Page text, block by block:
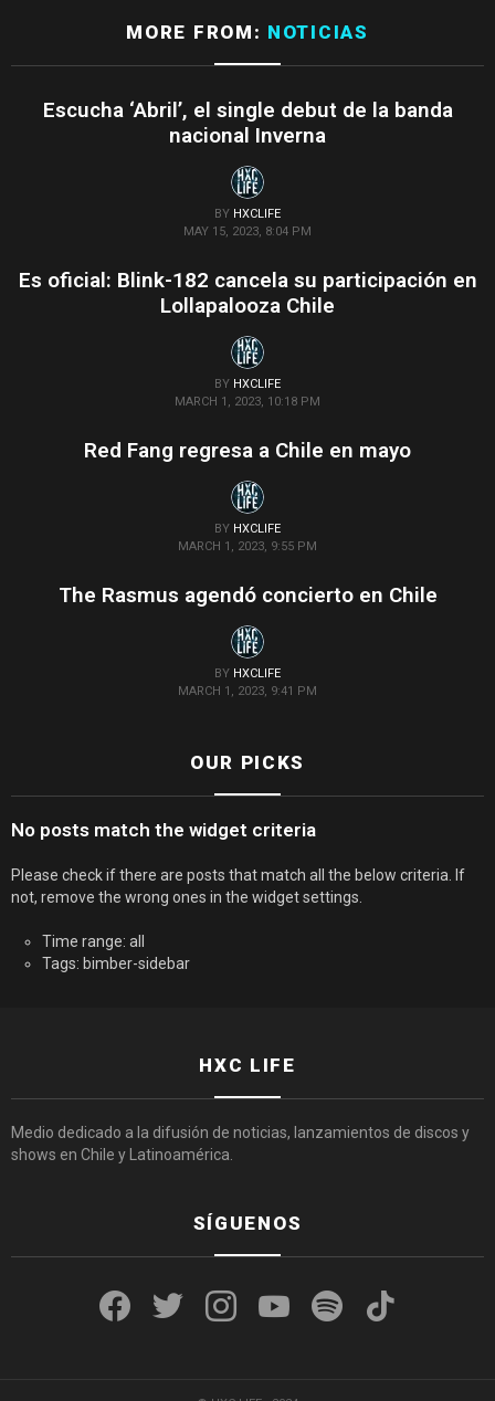
MORE FROM: NOTICIAS
Escucha ‘Abril’, el single debut de la banda
nacional Inverna
BY HXCLIFE
MAY 15, 2023, 8:04 PM
Es oficial: Blink-182 cancela su participación en
Lollapalooza Chile
BY HXCLIFE
MARCH 1, 2023, 10:18 PM
Red Fang regresa a Chile en mayo
BY HXCLIFE
MARCH 1, 2023, 9:55 PM
The Rasmus agendó concierto en Chile
BY HXCLIFE
MARCH 1, 2023, 9:41 PM
OUR PICKS
No posts match the widget criteria
Please check if there are posts that match all the below criteria. If
not, remove the wrong ones in the widget settings.
Time range: all
Tags: bimber-sidebar
HXC LIFE
Medio dedicado a la difusión de noticias, lanzamientos de discos y
shows en Chile y Latinoamérica.
SÍGUENOS